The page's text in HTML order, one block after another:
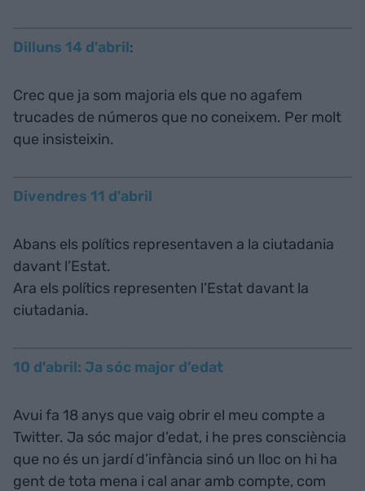
Dilluns 14 d'abril:
Crec que ja som majoria els que no agafem
trucades de números que no coneixem. Per molt
que insisteixin.
Divendres 11 d'abril
Abans els polítics representaven a la ciutadania
davant l’Estat.
Ara els polítics representen l’Estat davant la
ciutadania.
10 d'abril: Ja sóc major d’edat
Avui fa 18 anys que vaig obrir el meu compte a
Twitter. Ja sóc major d’edat, i he pres consciència
que no és un jardí d’infància sinó un lloc on hi ha
gent de tota mena i cal anar amb compte, com